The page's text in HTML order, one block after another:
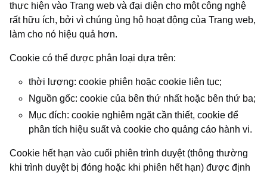
thực hiện vào Trang web và đại diện cho một công nghệ
rất hữu ích, bởi vì chúng ủng hộ hoạt động của Trang web,
làm cho nó hiệu quả hơn.
Cookie có thể được phân loại dựa trên:
thời lượng: cookie phiên hoặc cookie liên tục;
Nguồn gốc: cookie của bên thứ nhất hoặc bên thứ ba;
Mục đích: cookie nghiêm ngặt cần thiết, cookie để
phân tích hiệu suất và cookie cho quảng cáo hành vi.
Cookie hết hạn vào cuối phiên trình duyệt (thông thường
khi trình duyệt bị đóng hoặc khi phiên hết hạn) được định